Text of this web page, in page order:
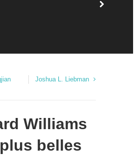
Joshua L. Liebman
Williams
belles